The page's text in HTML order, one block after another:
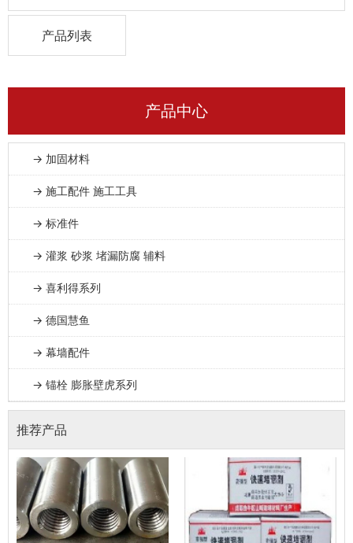
产品列表
产品中心
→ 加固材料
→ 施工配件 施工工具
→ 标准件
→ 灌浆 砂浆 堵漏防腐 辅料
→ 喜利得系列
→ 德国慧鱼
→ 幕墙配件
→ 锚栓 膨胀壁虎系列
推荐产品